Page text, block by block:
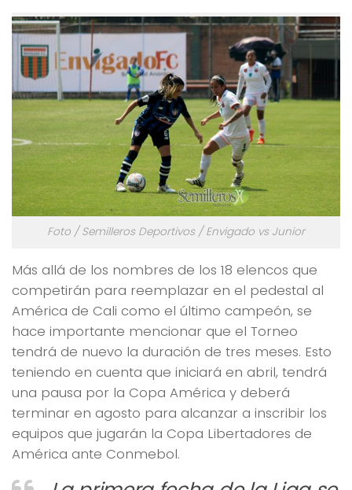
Foto / Semilleros Deportivos / Envigado vs Junior
Más allá de los nombres de los 18 elencos que
competirán para reemplazar en el pedestal al
América de Cali como el último campeón, se
hace importante mencionar que el Torneo
tendrá de nuevo la duración de tres meses. Esto
teniendo en cuenta que iniciará en abril, tendrá
una pausa por la Copa América y deberá
terminar en agosto para alcanzar a inscribir los
equipos que jugarán la Copa Libertadores de
América ante Conmebol.